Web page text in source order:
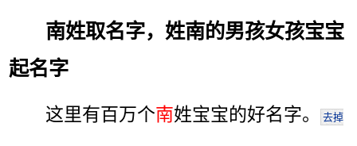
南姓取名字，姓南的男孩女孩宝宝
起名字
这里有百万个南姓宝宝的好名字。 去掉